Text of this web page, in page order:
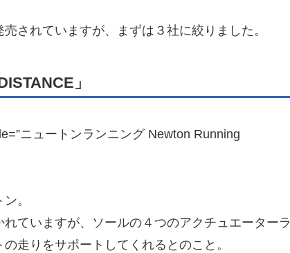
されていますが、まずは３社に絞りました。
」
ニュートンランニング Newton Running
。
ていますが、ソールの４つのアクチュエーターラ
走りをサポートしてくれるとのこと。